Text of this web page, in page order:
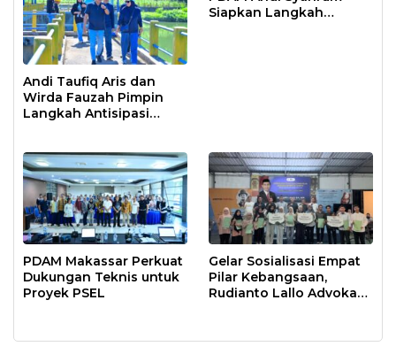
Andi Taufiq Aris dan
Wirda Fauzah Pimpin
Langkah Antisipasi
Siapkan Langkah
PDAM Makassar Perkuat
Dukungan Teknis untuk
Proyek PSEL
Gelar Sosialisasi Empat
Pilar Kebangsaan,
Rudianto Lallo Advokasi